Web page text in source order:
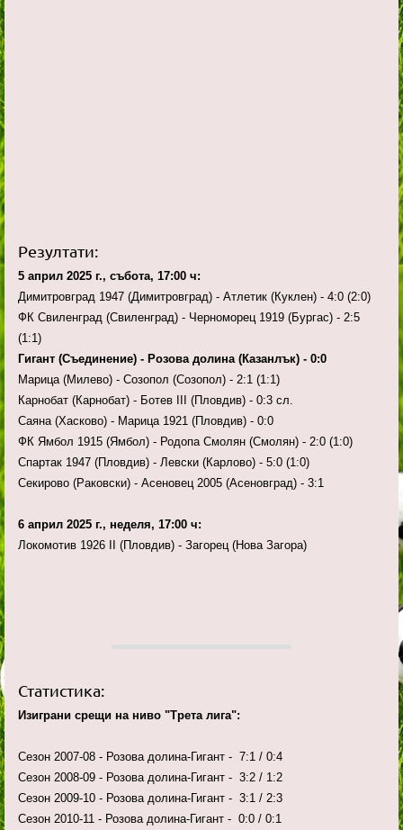
Резултати:
5 април 2025 г., събота, 17:00 ч:
Димитровград 1947 (Димитровград) - Атлетик (Куклен) - 4:0 (2:0)
ФК Свиленград (Свиленград) - Черноморец 1919 (Бургас) - 2:5
(1:1)
Гигант (Съединение) - Розова долина (Казанлък) - 0:0
Марица (Милево) - Созопол (Созопол) - 2:1 (1:1)
Карнобат (Карнобат) - Ботев III (Пловдив) - 0:3 сл.
Саяна (Хасково) - Марица 1921 (Пловдив) - 0:0
ФК Ямбол 1915 (Ямбол) - Родопа Смолян (Смолян) - 2:0 (1:0)
Спартак 1947 (Пловдив) - Левски (Карлово) - 5:0 (1:0)
Секирово (Раковски) - Асеновец 2005 (Асеновград) - 3:1
6 април 2025 г., неделя, 17:00 ч:
Локомотив 1926 II (Пловдив) - Загорец (Нова Загора)
Статистика:
Изиграни срещи на ниво "Трета лига":
Сезон 2007-08 - Розова долина-Гигант - 7:1 / 0:4
Сезон 2008-09 - Розова долина-Гигант - 3:2 / 1:2
Сезон 2009-10 - Розова долина-Гигант - 3:1 / 2:3
Сезон 2010-11 - Розова долина-Гигант - 0:0 / 0:1